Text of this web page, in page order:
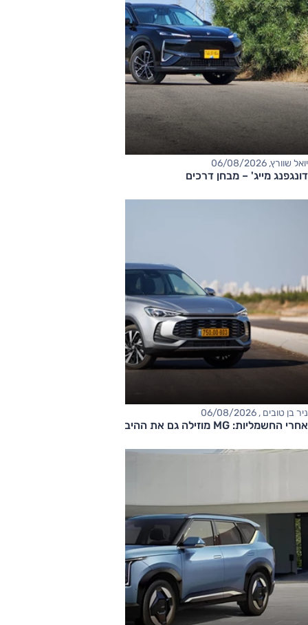
יואל שוורץ, 06/08/2026
דונגפנג מייג' – מבחן דרכים
ניר בן טובים , 06/08/2026
אחרי החשמליות: MG מוזילה גם את ההיברידיות